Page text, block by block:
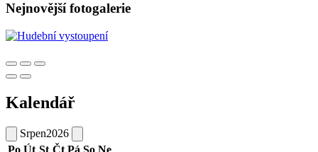
Nejnovější fotogalerie
Kalendář
Srpen2026
Po Út St Čt Pá So Ne